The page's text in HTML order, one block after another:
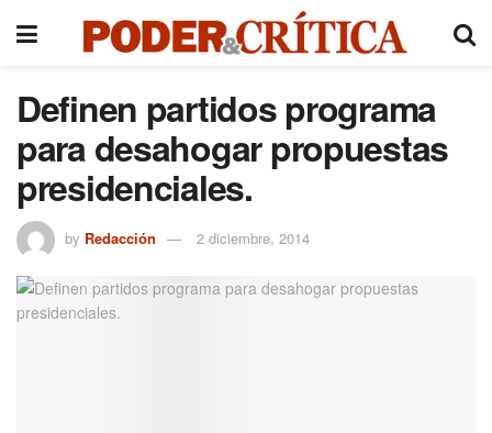
Definen partidos programa
para desahogar propuestas
presidenciales.
by Redacción 2 diciembre, 2014